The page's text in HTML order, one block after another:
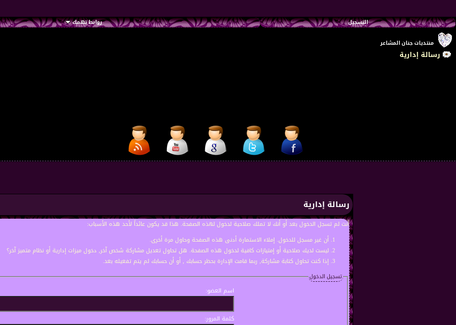
التسجيل روابط تهمك
منتديات جنان المشاعر
رسالة إدارية
رسالة إدارية
أنت لم تسجل الدخول بعد أو أنك لا تملك صلاحية لدخول لهذه الصفحة. هذا قد يكون عائداً لأحد هذه الأسباب:
أن غير مسجل للدخول. إملاء الاستمارة أدنى هذه الصفحة وحاول مرة أخرى.
ليست لديك صلاحية أو إمتيازات كافية لدخول هذه الصفحة. هل تحاول تعديل مشاركة شخص آخر, دخول ميزات إدارية أو نظام متميز آخر؟
إذا كنت تحاول كتابة مشاركة, ربما قامت الإدارة بحظر حسابك , أو أن حسابك لم يتم تفعيله بعد.
تسجيل الدخول
اسم العضو:
كلمة المرور: